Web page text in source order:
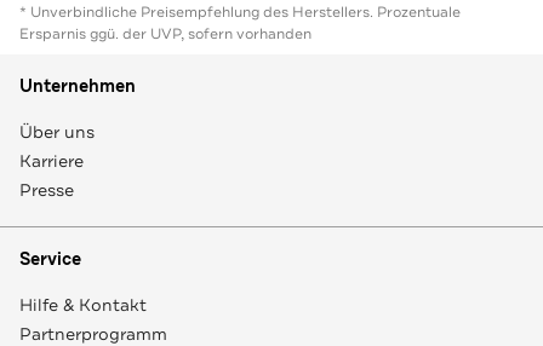
* Unverbindliche Preisempfehlung des Herstellers. Prozentuale
Ersparnis ggü. der UVP, sofern vorhanden
Unternehmen
Über uns
Karriere
Presse
Service
Hilfe & Kontakt
Partnerprogramm